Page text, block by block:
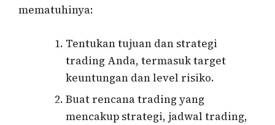
mematuhinya:
Tentukan tujuan dan strategi
trading Anda, termasuk target
keuntungan dan level risiko.
Buat rencana trading yang
mencakup strategi, jadwal trading,